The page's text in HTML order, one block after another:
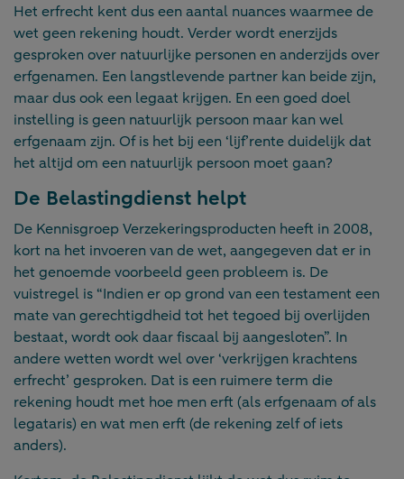
Het erfrecht kent dus een aantal nuances waarmee de
wet geen rekening houdt. Verder wordt enerzijds
gesproken over natuurlijke personen en anderzijds over
erfgenamen. Een langstlevende partner kan beide zijn,
maar dus ook een legaat krijgen. En een goed doel
instelling is geen natuurlijk persoon maar kan wel
erfgenaam zijn. Of is het bij een ‘lijf’rente duidelijk dat
het altijd om een natuurlijk persoon moet gaan?
De Belastingdienst helpt
De Kennisgroep Verzekeringsproducten heeft in 2008,
kort na het invoeren van de wet, aangegeven dat er in
het genoemde voorbeeld geen probleem is. De
vuistregel is “Indien er op grond van een testament een
mate van gerechtigdheid tot het tegoed bij overlijden
bestaat, wordt ook daar fiscaal bij aangesloten”. In
andere wetten wordt wel over ‘verkrijgen krachtens
erfrecht’ gesproken. Dat is een ruimere term die
rekening houdt met hoe men erft (als erfgenaam of als
legataris) en wat men erft (de rekening zelf of iets
anders).